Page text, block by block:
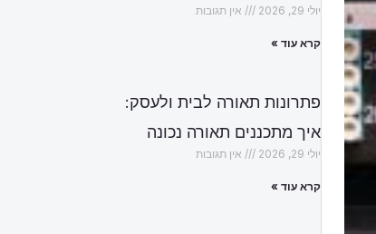
יולי 29, 2026 אין תגובות
קרא עוד »
פתרונות תאורה לבית ולעסק:
איך מתכננים תאורה נכונה
יולי 29, 2026 אין תגובות
קרא עוד »